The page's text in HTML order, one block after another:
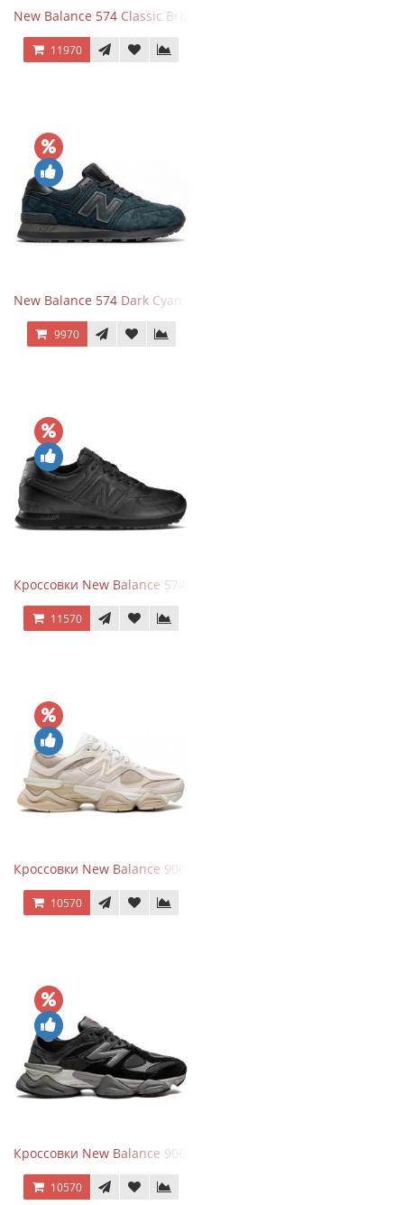
New Balance 574 Classic Brown White
11970
New Balance 574 Dark Cyan Black Suede
9970
Кроссовки New Balance 574 Triple Black Leather
11570
Кроссовки New Balance 9060 Beige White
10570
Кроссовки New Balance 9060 Black Castlerock
10570